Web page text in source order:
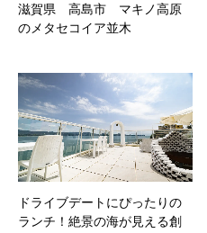
滋賀県 高島市 マキノ高原
のメタセコイア並木
ドライブデートにぴったりの
ランチ！絶景の海が見える創